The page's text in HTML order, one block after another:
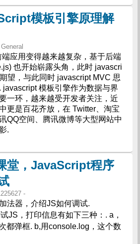
模板引擎原理解
应用变得越来越复杂，基于后端
也开始崭露头角，此时 javascri
望，与此同时 javascript MVC 思
javascript 模板引擎作为数据与界
一环，越来越受开发者关注，近
更是百花齐放，在 Twitter、淘宝
QQ空间、腾讯微博等大型网站中
.
堂，JavaScript程序
-
法器，介绍JS如何调试.
JS，打印信息有如下三种：. a，
都弹框. b,用console.log，这个数